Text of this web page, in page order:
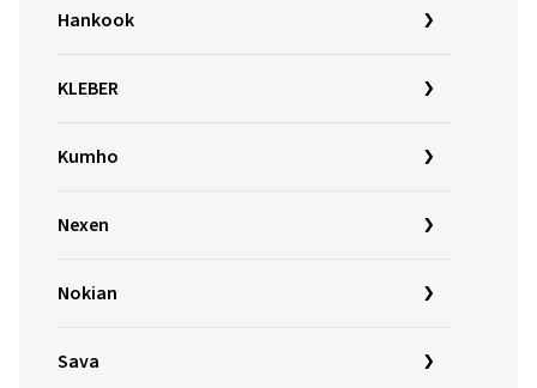
Hankook
KLEBER
Kumho
Nexen
Nokian
Sava